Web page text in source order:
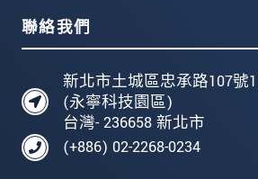
聯絡我們
新北市土城區忠承路107號
(永寧科技園區)
台灣- 236658 新北市
(+886) 02-2268-0234